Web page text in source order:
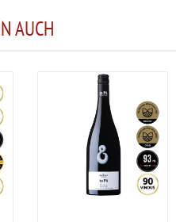
AUCH